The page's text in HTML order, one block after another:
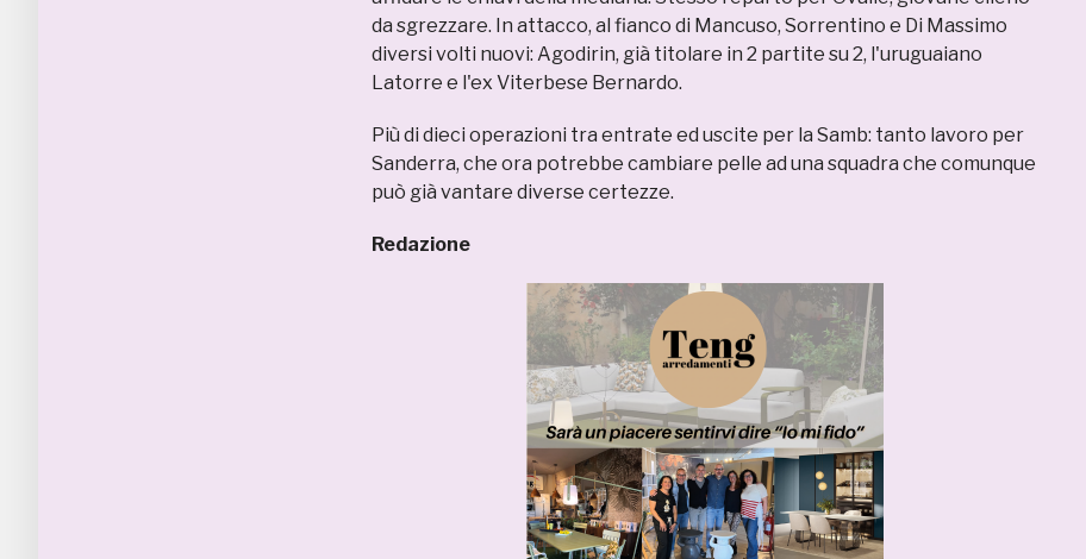
da sgrezzare. In attacco, al fianco di Mancuso, Sorrentino e Di Massimo
diversi volti nuovi: Agodirin, già titolare in 2 partite su 2, l'uruguaiano
Latorre e l'ex Viterbese Bernardo.
Più di dieci operazioni tra entrate ed uscite per la Samb: tanto lavoro per
Sanderra, che ora potrebbe cambiare pelle ad una squadra che comunque
può già vantare diverse certezze.
Redazione